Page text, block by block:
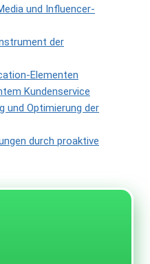
und Influencer-
der
Elementen
Kundenservice
und Optimierung der
durch proaktive